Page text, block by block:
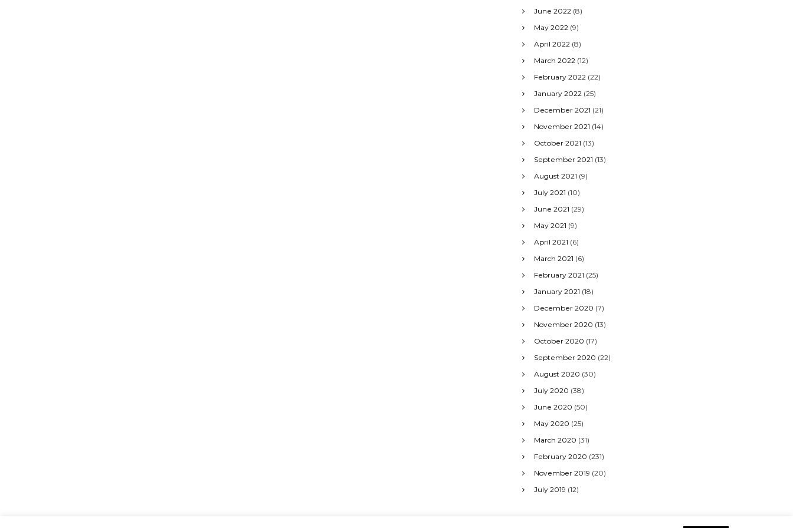
June 2022 (8)
May 2022 (9)
April 2022 (8)
March 2022 (12)
February 2022 (22)
January 2022 (25)
December 2021 (21)
November 2021 (14)
October 2021 (13)
September 2021 (13)
August 2021 (9)
July 2021 (10)
June 2021 (29)
May 2021 (9)
April 2021 (6)
March 2021 (6)
February 2021 (25)
January 2021 (18)
December 2020 (7)
November 2020 (13)
October 2020 (17)
September 2020 (22)
August 2020 (30)
July 2020 (38)
June 2020 (50)
May 2020 (25)
March 2020 (31)
February 2020 (231)
November 2019 (20)
July 2019 (12)